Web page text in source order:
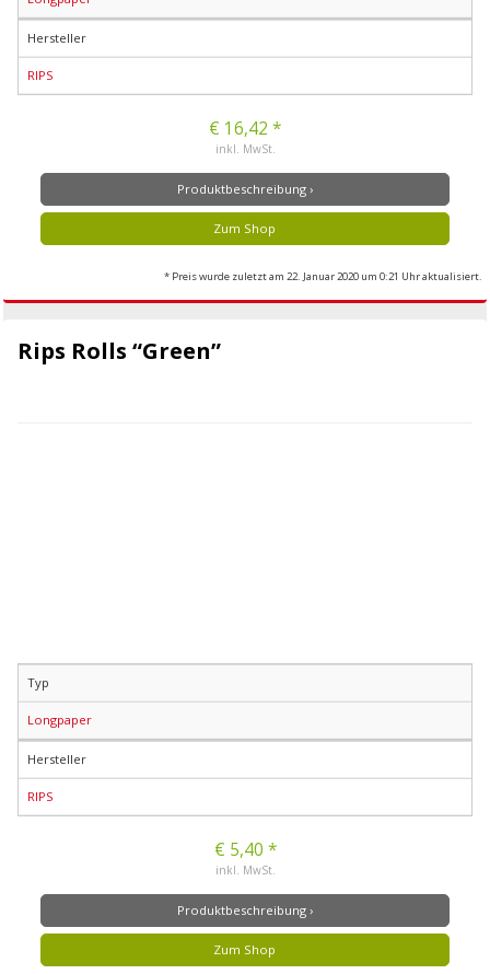
Hersteller
RIPS
€ 16,42 *
inkl. MwSt.
Produktbeschreibung ›
Zum Shop
* Preis wurde zuletzt am 22. Januar 2020 um 0:21 Uhr aktualisiert.
Rips Rolls “Green”
Typ
Longpaper
Hersteller
RIPS
€ 5,40 *
inkl. MwSt.
Produktbeschreibung ›
Zum Shop